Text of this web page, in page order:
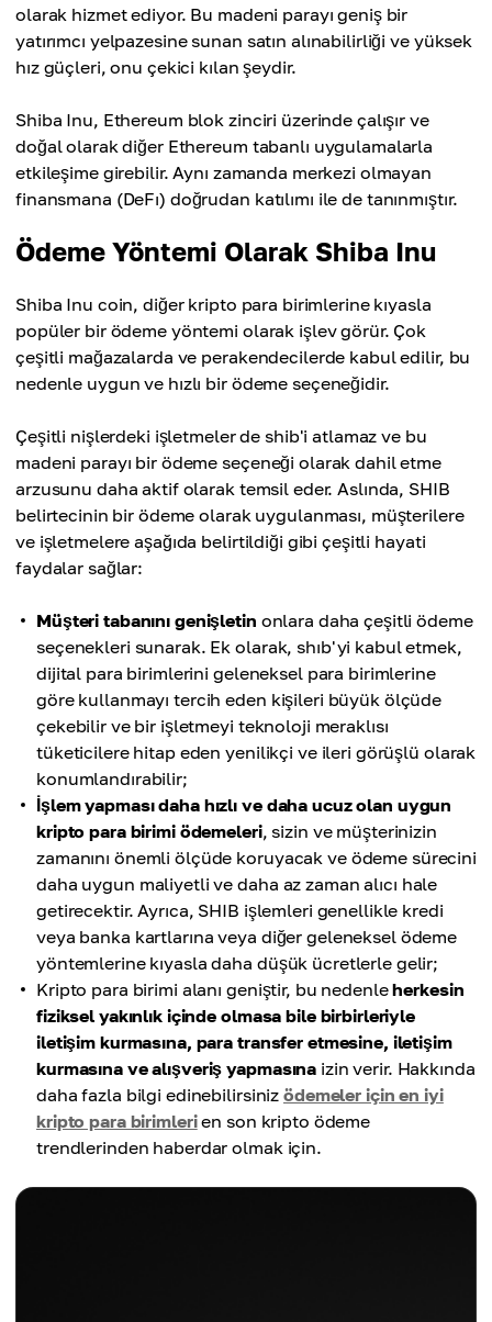
olarak hizmet ediyor. Bu madeni parayı geniş bir
yatırımcı yelpazesine sunan satın alınabilirliği ve yüksek
hız güçleri, onu çekici kılan şeydir.
Shiba Inu, Ethereum blok zinciri üzerinde çalışır ve
doğal olarak diğer Ethereum tabanlı uygulamalarla
etkileşime girebilir. Aynı zamanda merkezi olmayan
finansmana (DeFı) doğrudan katılımı ile de tanınmıştır.
Ödeme Yöntemi Olarak Shiba Inu
Shiba Inu coin, diğer kripto para birimlerine kıyasla
popüler bir ödeme yöntemi olarak işlev görür. Çok
çeşitli mağazalarda ve perakendecilerde kabul edilir, bu
nedenle uygun ve hızlı bir ödeme seçeneğidir.
Çeşitli nişlerdeki işletmeler de shib'i atlamaz ve bu
madeni parayı bir ödeme seçeneği olarak dahil etme
arzusunu daha aktif olarak temsil eder. Aslında, SHIB
belirtecinin bir ödeme olarak uygulanması, müşterilere
ve işletmelere aşağıda belirtildiği gibi çeşitli hayati
faydalar sağlar:
Müşteri tabanını genişletin onlara daha çeşitli ödeme
seçenekleri sunarak. Ek olarak, shıb'yi kabul etmek,
dijital para birimlerini geleneksel para birimlerine
göre kullanmayı tercih eden kişileri büyük ölçüde
çekebilir ve bir işletmeyi teknoloji meraklısı
tüketicilere hitap eden yenilikçi ve ileri görüşlü olarak
konumlandırabilir;
İşlem yapması daha hızlı ve daha ucuz olan uygun
kripto para birimi ödemeleri, sizin ve müşterinizin
zamanını önemli ölçüde koruyacak ve ödeme sürecini
daha uygun maliyetli ve daha az zaman alıcı hale
getirecektir. Ayrıca, SHIB işlemleri genellikle kredi
veya banka kartlarına veya diğer geleneksel ödeme
yöntemlerine kıyasla daha düşük ücretlerle gelir;
Kripto para birimi alanı geniştir, bu nedenleherkesin
fiziksel yakınlık içinde olmasa bile birbirleriyle
iletişim kurmasına, para transfer etmesine, iletişim
kurmasına ve alışveriş yapmasına izin verir. Hakkında
daha fazla bilgi edinebilirsinizödemeler için en iyi
kripto para birimlerien son kripto ödeme
trendlerinden haberdar olmak için.